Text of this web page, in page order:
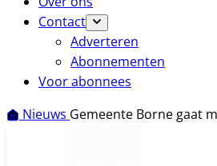
Contact
Adverteren
Abonnementen
Voor abonnees
Nieuws Gemeente Borne gaat